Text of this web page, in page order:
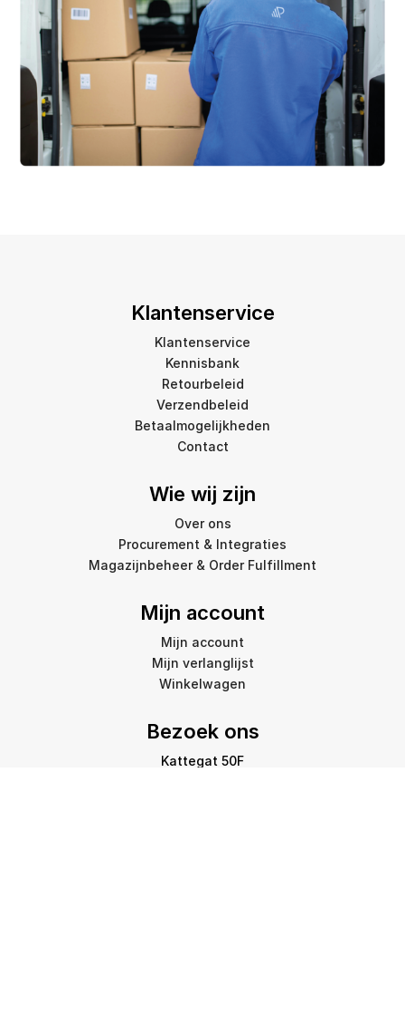
Klantenservice
Klantenservice
Kennisbank
Retourbeleid
Verzendbeleid
Betaalmogelijkheden
Contact
Wie wij zijn
Over ons
Procurement & Integraties
Magazijnbeheer & Order Fulfillment
Mijn account
Mijn account
Mijn verlanglijst
Winkelwagen
Bezoek ons
Kattegat 50F